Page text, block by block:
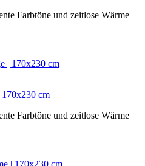
Farbtöne und zeitlose Wärme
cm
Farbtöne und zeitlose Wärme